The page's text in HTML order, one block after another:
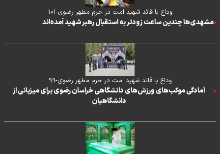
وداع با قائد شهید امت در حرم مطهر رضوی-۱۰۱
مشهدی‌ها چندین ساعت زودتر به استقبال رهبر شهید آمده‌اند
وداع با قائد شهید امت در حرم مطهر رضوی-۹۹
آمادگی موکب‌های ورزش‌های دانشگاهی خراسان رضوی برای میزبانی از
دانشگاهیان